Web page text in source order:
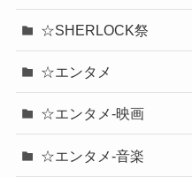
☆SHERLOCK祭
☆エンタメ
☆エンタメ-映画
☆エンタメ-音楽